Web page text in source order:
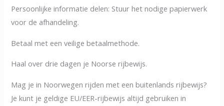
Persoonlijke informatie delen: Stuur het nodige papierwerk
voor de afhandeling.
Betaal met een veilige betaalmethode.
Haal over drie dagen je Noorse rijbewijs.
Mag je in Noorwegen rijden met een buitenlands rijbewijs?
Je kunt je geldige EU/EER-rijbewijs altijd gebruiken in